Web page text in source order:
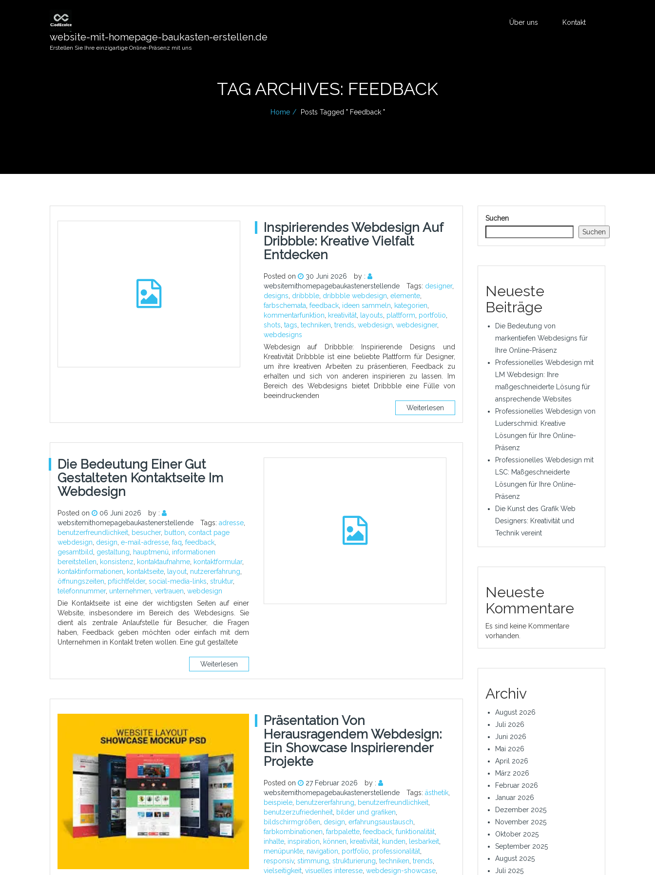
website-mit-homepage-baukasten-erstellen.de
Erstellen Sie Ihre einzigartige Online-Präsenz mit uns
Über uns Kontakt
TAG ARCHIVES: FEEDBACK
Home Posts Tagged " Feedback "
Inspirierendes Webdesign Auf
Dribbble: Kreative Vielfalt
Entdecken
Posted on 30 Juni 2026
by :
websitemithomepagebaukastenerstellende
Tags: designer,
designs dribbble, dribbble webdesign elemente,
farbschemata feedback, ideen sammeln kategorien
kommentarfunktion
kreativität, layouts plattform portfolio
shots tags techniken trends webdesign webdesigner,
webdesigns
Webdesign auf Dribbble: Inspirierende Designs und
Kreativität Dribbble ist eine beliebte Plattform für Designer,
um ihre kreativen Arbeiten zu präsentieren, Feedback zu
erhalten und sich von anderen inspirieren zu lassen. Im
Bereich des Webdesigns bietet Dribbble eine Fülle von
beeindruckenden
Weiterlesen
Die Bedeutung Einer Gut
Gestalteten Kontaktseite Im
Webdesign
Posted on 06 Juni 2026
by :
websitemithomepagebaukastenerstellende
Tags: adresse
benutzerfreundlichkeit besucher, button contact page
webdesign design e-mail-adresse faq feedback
gesamtbild
gestaltung hauptmenü informationen
bereitstellen
konsistenz kontaktaufnahme kontaktformular,
kontaktinformationen
kontaktseite layout nutzererfahrung
öffnungszeiten pflichtfelder, social-media-links struktur,
telefonnummer, unternehmen vertrauen webdesign
Die Kontaktseite ist eine der wichtigsten Seiten auf einer
Website, insbesondere im Bereich des Webdesigns. Sie
dient als zentrale Anlaufstelle für Besucher, die Fragen
haben, Feedback geben möchten oder einfach mit dem
Unternehmen in Kontakt treten wollen. Eine gut gestaltete
Weiterlesen
Präsentation Von
Herausragendem Webdesign:
Ein Showcase Inspirierender
Projekte
Posted on 27 Februar 2026
by :
websitemithomepagebaukastenerstellende
Tags: ästhetik,
beispiele, benutzererfahrung benutzerfreundlichkeit,
benutzerzufriedenheit, bilder und grafiken
bildschirmgrößen design erfahrungsaustausch
farbkombinationen farbpalette, feedback, funktionalität,
inhalte, inspiration können kreativität, kunden lesbarkeit,
menüpunkte, navigation portfolio professionalität,
responsiv, stimmung strukturierung techniken trends
vielseitigkeit, visuelles interesse, webdesign-showcase,
Suchen
Suchen
Neueste
Beiträge
Die Bedeutung von
markentiefen Webdesigns für
Ihre Online-Präsenz
Professionelles Webdesign mit
LM Webdesign: Ihre
maßgeschneiderte Lösung für
ansprechende Websites
Professionelles Webdesign von
Luderschmid: Kreative
Lösungen für Ihre Online-
Präsenz
Professionelles Webdesign mit
LSC: Maßgeschneiderte
Lösungen für Ihre Online-
Präsenz
Die Kunst des Grafik Web
Designers: Kreativität und
Technik vereint
Neueste
Kommentare
Es sind keine Kommentare
vorhanden.
Archiv
August 2026
Juli 2026
Juni 2026
Mai 2026
April 2026
März 2026
Februar 2026
Januar 2026
Dezember 2025
November 2025
Oktober 2025
September 2025
August 2025
Juli 2025